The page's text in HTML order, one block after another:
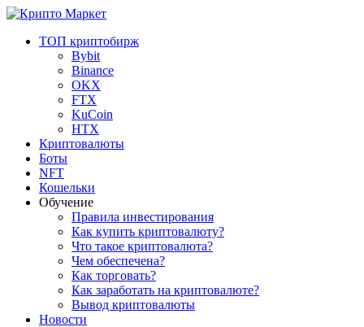
ТОП криптобирж
Bybit
Binance
OKX
FTX
KuCoin
HTX
Криптовалюты
Боты
NFT
Кошельки
Обучение
Правила инвестирования
Как купить криптовалюту?
Что такое криптовалюта?
Чем обеспечена?
Как торговать?
Как заработать на криптовалюте?
Вывод криптовалюты
Новости